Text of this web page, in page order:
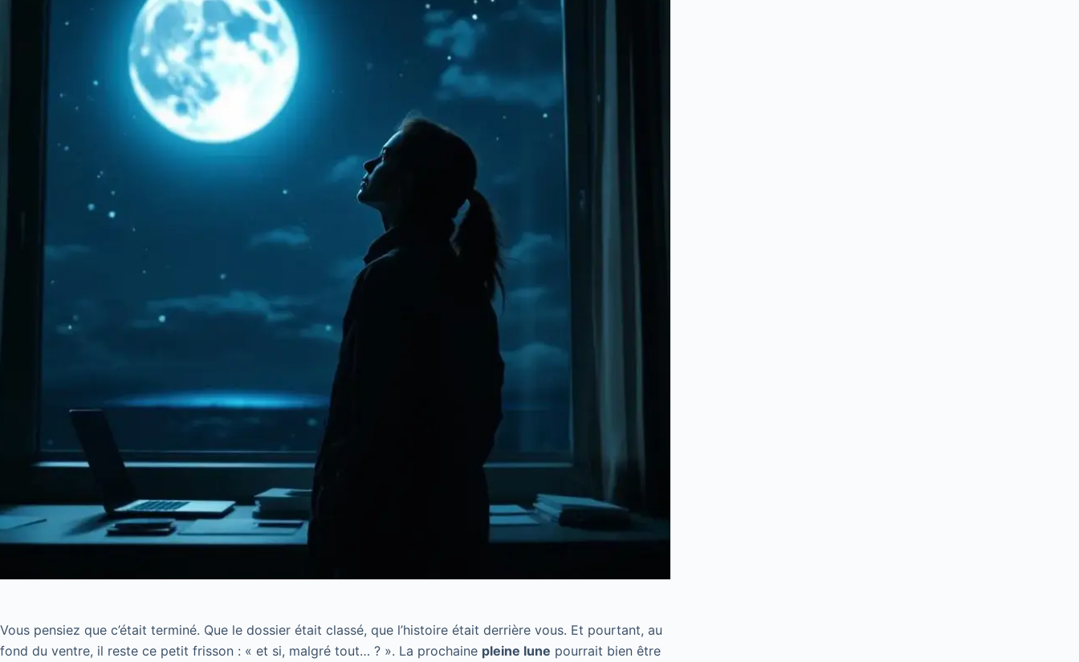
Vous pensiez que c’était terminé. Que le dossier était classé, que l’histoire était derrière vous. Et pourtant, au
fond du ventre, il reste ce petit frisson : « et si, malgré tout… ? ». La prochaine pleine lune pourrait bien être